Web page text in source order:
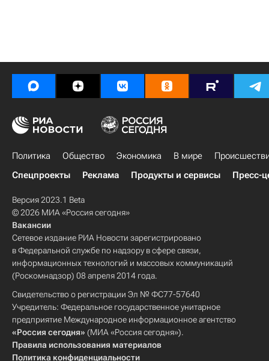
Политика Общество Экономика В мире
Спецпроекты
Реклама Продукты и сервисы Пресс-
Версия 2023.1 Beta
© 2026 МИА «Россия сегодня»
Вакансии
Сетевое издание РИА Новости зарегистрировано
в Федеральной службе по надзору в сфере связи,
информационных технологий и массовых коммуникаций
(Роскомнадзор) 08 апреля 2014 года.
Свидетельство о регистрации Эл № ФС77-57640
Учредитель: Федеральное государственное унитарное
предприятие Международное информационное агентство
«Россия сегодня» (МИА «Россия сегодня»).
Правила использования материалов
Политика конфиденциальности